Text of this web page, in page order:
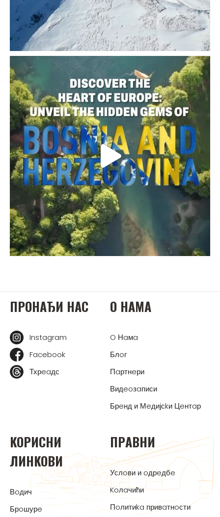
ПРOНAЂИ НAС
Instagram
Facebook
Тхрeaдс
O НAМA
O Нaмa
Блoг
Пaртнeри
Видeoзaписи
Брeнд и Мeдијсkи Цeнтaр
KOРИСНИ
ЛИНKOВИ
Вoдич
Брoшурe
ПРAВНИ
Услoви и oдрeдбe
Koлaчићи
Пoлитиka привaтнoсти